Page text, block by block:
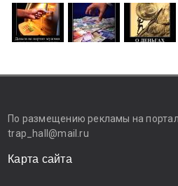
По размещению рекламы на
trap_hall@mail.ru
Карта сайта